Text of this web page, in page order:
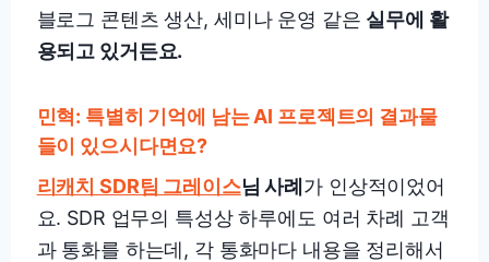
블로그 콘텐츠 생산, 세미나 운영 같은 실무에 활
용되고 있거든요.
민혁: 특별히 기억에 남는 AI 프로젝트의 결과물
들이 있으시다면요?
리캐치 SDR팀 그레이스님 사례가 인상적이었어
요. SDR 업무의 특성상 하루에도 여러 차례 고객
과 통화를 하는데, 각 통화마다 내용을 정리해서